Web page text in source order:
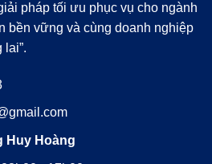
pháp tối ưu phục vụ cho ngành
bền vững và cùng doanh nghiệp
lai”.
Huy Hoàng